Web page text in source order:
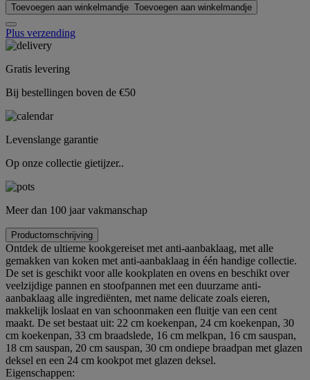
Toevoegen aan winkelmandje Toevoegen aan winkelmandje
Plus verzending
Gratis levering
Bij bestellingen boven de €50
Levenslange garantie
Op onze collectie gietijzer..
Meer dan 100 jaar vakmanschap
Productomschrijving
Ontdek de ultieme kookgereiset met anti-aanbaklaag, met alle
gemakken van koken met anti-aanbaklaag in één handige collectie.
De set is geschikt voor alle kookplaten en ovens en beschikt over
veelzijdige pannen en stoofpannen met een duurzame anti-
aanbaklaag alle ingrediënten, met name delicate zoals eieren,
makkelijk loslaat en van schoonmaken een fluitje van een cent
maakt. De set bestaat uit: 22 cm koekenpan, 24 cm koekenpan, 30
cm koekenpan, 33 cm braadslede, 16 cm melkpan, 16 cm sauspan,
18 cm sauspan, 20 cm sauspan, 30 cm ondiepe braadpan met glazen
deksel en een 24 cm kookpot met glazen deksel.
Eigenschappen: